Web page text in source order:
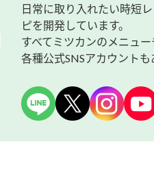
日常に取り入れたい時短
ピを開発しています。
すべてミツカンのメニュ
各種公式SNSアカウントも